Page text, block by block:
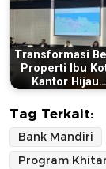
Transformasi
Properti Ibu
Kantor Hijau…
Tag Terkait:
Bank Mandiri